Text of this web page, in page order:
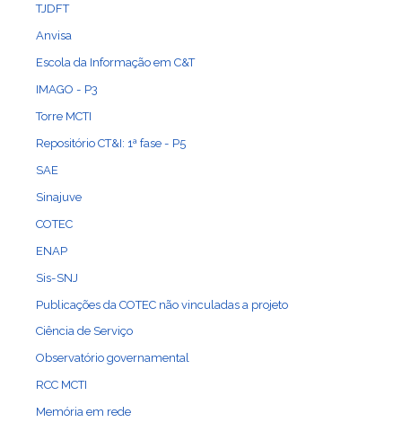
TJDFT
Anvisa
Escola da Informação em C&T
IMAGO - P3
Torre MCTI
Repositório CT&I: 1ª fase - P5
SAE
Sinajuve
COTEC
ENAP
Sis-SNJ
Publicações da COTEC não vinculadas a projeto
Ciência de Serviço
Observatório governamental
RCC MCTI
Memória em rede